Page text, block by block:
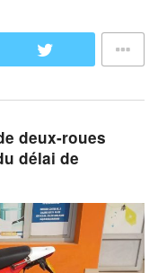
deux-roues
délai de